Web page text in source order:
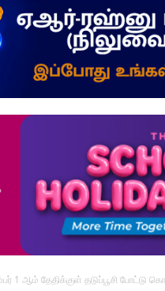
1 ஆம் தேதிக்குள் தடுப்பூசி போட்டு